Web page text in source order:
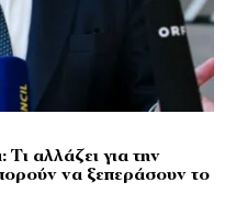
αλλάζει για την
να ξεπεράσουν το